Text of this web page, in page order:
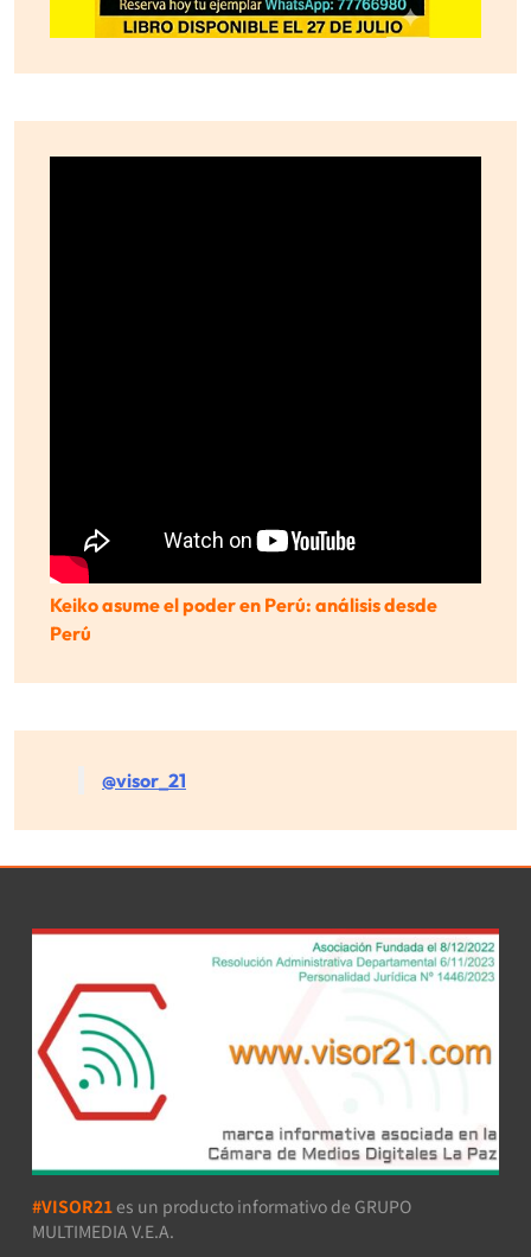
Keiko asume el poder en Perú: análisis desde
Perú
@visor_21
#VISOR21 es un producto informativo de GRUPO
MULTIMEDIA V.E.A.